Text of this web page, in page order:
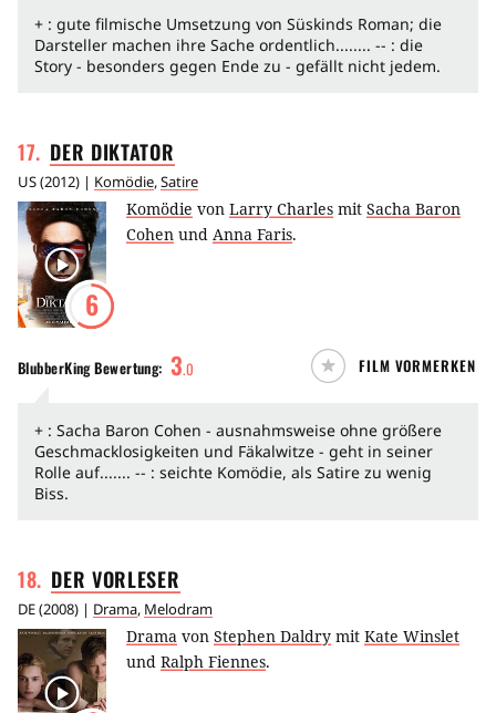
+ : gute filmische Umsetzung von Süskinds Roman; die
Darsteller machen ihre Sache ordentlich........ -- : die
Story - besonders gegen Ende zu - gefällt nicht jedem.
17. DER DIKTATOR
US(2012) | Komödie,Satire
6
Komödie von Larry Charles mit Sacha Baron
Cohen und Anna Faris.
BlubberKingBewertung: 3.0 FILM VORMERKEN
+ : Sacha Baron Cohen - ausnahmsweise ohne größere
Geschmacklosigkeiten und Fäkalwitze - geht in seiner
Rolle auf....... -- : seichte Komödie, als Satire zu wenig
Biss.
18. DER VORLESER
DE(2008) | Drama, Melodram
Drama von Stephen Daldry mit Kate Winslet
und Ralph Fiennes.